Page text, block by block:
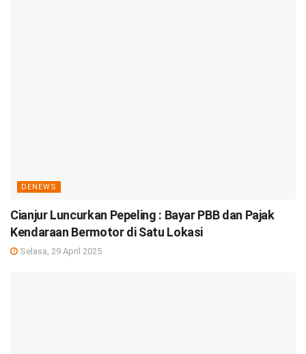
DENEWS
Cianjur Luncurkan Pepeling : Bayar PBB dan Pajak
Kendaraan Bermotor di Satu Lokasi
Selasa, 29 April 2025